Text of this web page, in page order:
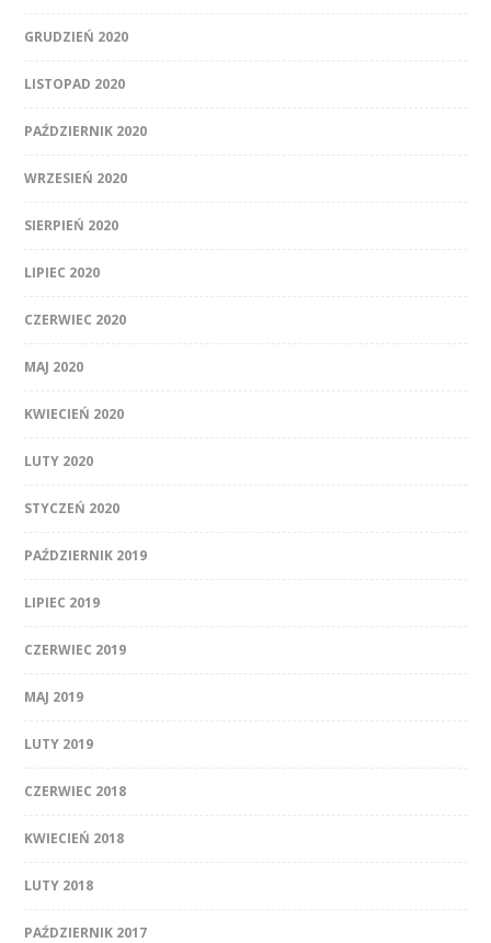
GRUDZIEŃ 2020
LISTOPAD 2020
PAŹDZIERNIK 2020
WRZESIEŃ 2020
SIERPIEŃ 2020
LIPIEC 2020
CZERWIEC 2020
MAJ 2020
KWIECIEŃ 2020
LUTY 2020
STYCZEŃ 2020
PAŹDZIERNIK 2019
LIPIEC 2019
CZERWIEC 2019
MAJ 2019
LUTY 2019
CZERWIEC 2018
KWIECIEŃ 2018
LUTY 2018
PAŹDZIERNIK 2017